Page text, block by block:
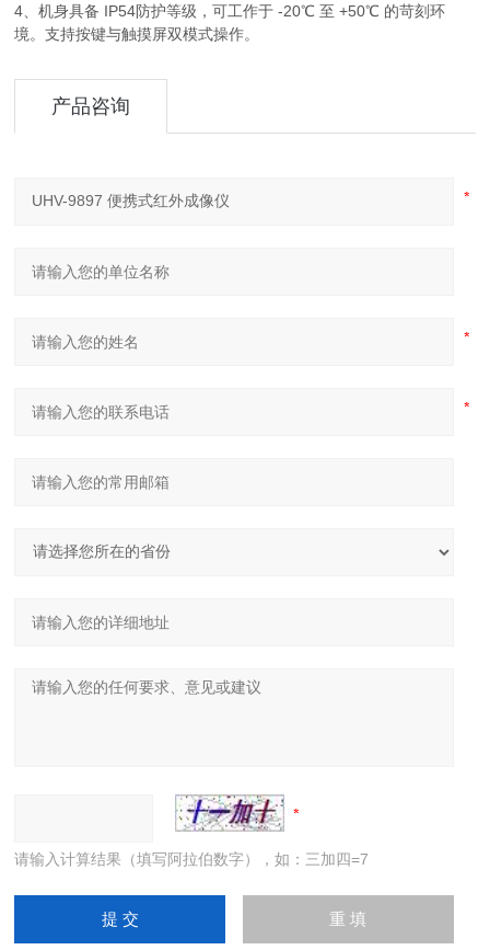
4、机身具备 ‌IP54防护等级‌，可工作于 ‌-20℃ 至 +50℃‌ 的苛刻环
境。支持‌按键与触摸屏双模式‌操作。
产品咨询
请输入计算结果（填写阿拉伯数字），如：三加四=7